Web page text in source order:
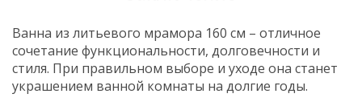
Ванна из литьевого мрамора 160 см – отличное
сочетание функциональности, долговечности и
стиля. При правильном выборе и уходе она станет
украшением ванной комнаты на долгие годы.